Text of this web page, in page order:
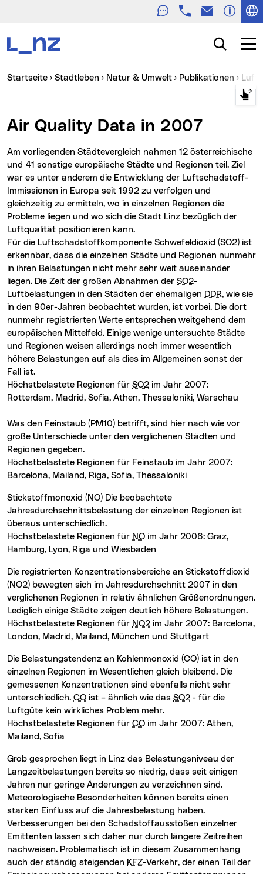
TelefonE-Mail
Suche
Sie sind hier:
Startseite Stadtleben Natur & Umwelt Publikationen
Air Quality Data in 2007
Am vorliegenden Städtevergleich nahmen 12 österreichische
und 41 sonstige europäische Städte und Regionen teil. Ziel
war es unter anderem die Entwicklung der Luftschadstoff-
Immissionen in Europa seit 1992 zu verfolgen und
gleichzeitig zu ermitteln, wo in einzelnen Regionen die
Probleme liegen und wo sich die Stadt Linz bezüglich der
Luftqualität positionieren kann.
Für die Luftschadstoffkomponente Schwefeldioxid (SO2) ist
erkennbar, dass die einzelnen Städte und Regionen nunmehr
in ihren Belastungen nicht mehr sehr weit auseinander
liegen. Die Zeit der großen Abnahmen der SO2-
Luftbelastungen in den Städten der ehemaligen DDR, wie sie
in den 90er-Jahren beobachtet wurden, ist vorbei. Die dort
nunmehr registrierten Werte entsprechen weitgehend dem
europäischen Mittelfeld. Einige wenige untersuchte Städte
und Regionen weisen allerdings noch immer wesentlich
höhere Belastungen auf als dies im Allgemeinen sonst der
Fall ist.
Höchstbelastete Regionen für SO2 im Jahr 2007:
Rotterdam, Madrid, Sofia, Athen, Thessaloniki, Warschau
Was den Feinstaub (PM10) betrifft, sind hier nach wie vor
große Unterschiede unter den verglichenen Städten und
Regionen gegeben.
Höchstbelastete Regionen für Feinstaub im Jahr 2007:
Barcelona, Mailand, Riga, Sofia, Thessaloniki
Stickstoffmonoxid (NO) Die beobachtete
Jahresdurchschnittsbelastung der einzelnen Regionen ist
überaus unterschiedlich.
Höchstbelastete Regionen für NO im Jahr 2006: Graz,
Hamburg, Lyon, Riga und Wiesbaden
Die registrierten Konzentrationsbereiche an Stickstoffdioxid
(NO2) bewegten sich im Jahresdurchschnitt 2007 in den
verglichenen Regionen in relativ ähnlichen Größenordnungen.
Lediglich einige Städte zeigen deutlich höhere Belastungen.
Höchstbelastete Regionen für NO2 im Jahr 2007: Barcelona,
London, Madrid, Mailand, München und Stuttgart
Die Belastungstendenz an Kohlenmonoxid (CO) ist in den
einzelnen Regionen im Wesentlichen gleich bleibend. Die
gemessenen Konzentrationen sind ebenfalls nicht sehr
unterschiedlich. CO ist – ähnlich wie das SO2 - für die
Luftgüte kein wirkliches Problem mehr.
Höchstbelastete Regionen für CO im Jahr 2007: Athen,
Mailand, Sofia
Grob gesprochen liegt in Linz das Belastungsniveau der
Langzeitbelastungen bereits so niedrig, dass seit einigen
Jahren nur geringe Änderungen zu verzeichnen sind.
Meteorologische Besonderheiten können bereits einen
starken Einfluss auf die Jahresbelastung haben.
Verbesserungen bei den Schadstoffausstößen einzelner
Emittenten lassen sich daher nur durch längere Zeitreihen
nachweisen. Problematisch ist in diesem Zusammenhang
auch der ständig steigenden KFZ-Verkehr, der einen Teil der